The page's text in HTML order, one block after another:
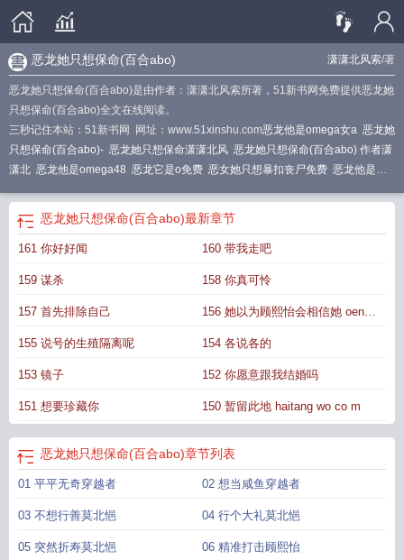
潇潇北风索/著
恶龙她只想保命(百合abo)
恶龙她只想保命(百合abo)是由作者：潇潇北风索所著，51新书网免费提供恶龙她
只想保命(百合abo)全文在线阅读。
三秒记住本站：51新书网 网址：www.51xinshu.com恶龙他是omega女a 恶龙她
只想保命(百合abo)- 恶龙她只想保命潇潇北风 恶龙她只想保命(百合abo) 作者潇
潇北 恶龙他是omega48 恶龙它是o免费 恶女她只想暴扣丧尸免费 恶龙他是
龙她只想保命百合ABO 恶龙她只想保命什么时候更新
读 恶龙她只想保命(百合abo) by潇潇北风索
阁恶龙要咆哮知乎全文免费阅读无弹窗恶龙总算逆袭啦
丽苏女主恶龙他是o免费阅读 恶龙她只想保命(百合abo)_
结局恶龙她只想报命 恶龙只想保命by顾时川她是恶龙恶龙她只想保命(百合
只想保命txt恶龙她只想保命(百合abo)潇潇北风索 著恶龙她是omega
想保命glabo
恶龙她只想保命(百合abo)最新章节
161 你好好闻 160 带我走吧
159 谋杀 158 你真可怜
157 首先排除自己 156 她以为顾熙怡会相信她 oenx
ue6
155 说号的生殖隔离呢 154 各说各的
153 镜子 152 你愿意跟我结婚吗
151 想要珍藏你 150 暂留此地 haitang wo co m
恶龙她只想保命(百合abo)章节列表
01 平平无奇穿越者 02 想当咸鱼穿越者
03 不想行善莫北悒 04 行个大礼莫北悒
05 突然折寿莫北悒 06 精准打击顾熙怡